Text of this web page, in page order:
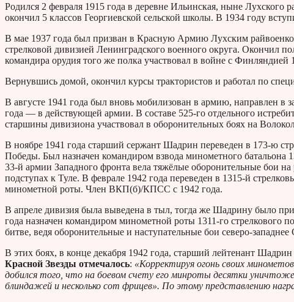
Родился 2 февраля 1915 года в деревне Ильинская, ныне Лухского
окончил 5 классов Георгиевской сельской школы. В 1934 году
В мае 1937 года был призван в Красную Армию Лухским
стрелковой дивизией Ленинградского военного округа. Окончил
командира орудия того же полка участвовал в войне с Финляндией
Вернувшись домой, окончил курсы трактористов и работал по
В августе 1941 года был вновь мобилизован в армию, направлен в
года — в действующей армии. В составе 525-го отдельного
старшины дивизиона участвовал в оборонительных боях на
В ноябре 1941 года старший сержант Шадрин переведен в 173-ю
Победы. Был назначен командиром взвода минометного батальона
33-й армии Западного фронта вела тяжёлые оборонительные бои
подступах к Туле. В феврале 1942 года переведен в 1315-й
минометной роты. Член ВКП(б)/КПСС с 1942 года.
В апреле дивизия была выведена в тыл, тогда же Шадрину было
года назначен командиром минометной роты 1311-го стрелкового
битве, ведя оборонительные и наступательные бои северо-
В этих боях, в конце декабря 1942 года, старший лейтенант
Красной Звезды отмечалось: «Корректируя огонь своих
добился того, что на боевом счету его минроты десятки
блиндажей и несколько сот фрицев». По этому представлению